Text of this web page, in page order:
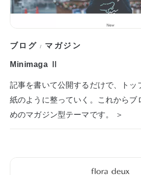
ブログ / マガジン
Minimaga Ⅱ
記事を書いて公開するだけで、トッ
紙のように整っていく。これからブ
めのマガジン型テーマです。 ＞